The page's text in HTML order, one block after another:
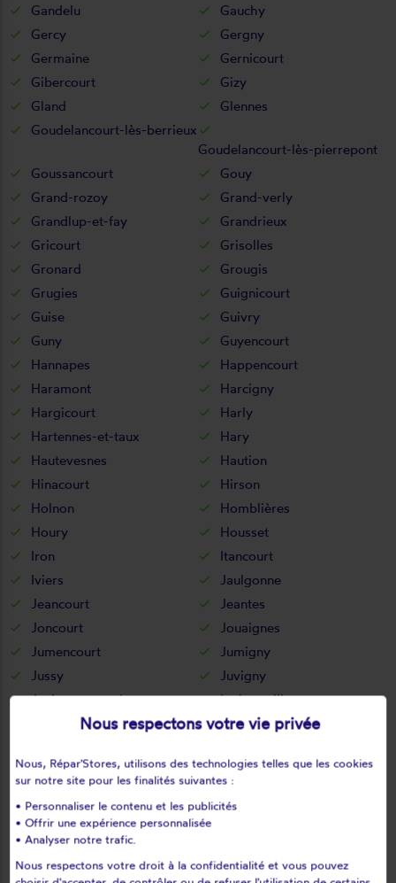
Gandelu
Gauchy
Gercy
Gergny
Germaine
Gernicourt
Gibercourt
Gizy
Gland
Glennes
Goudelancourt-lès-berrieux
Goudelancourt-lès-pierrepont
Goussancourt
Gouy
Grand-rozoy
Grand-verly
Grandlup-et-fay
Grandrieux
Gricourt
Grisolles
Gronard
Grougis
Grugies
Guignicourt
Guise
Guivry
Guny
Guyencourt
Hannapes
Happencourt
Haramont
Harcigny
Hargicourt
Harly
Hartennes-et-taux
Hary
Hautevesnes
Haution
Hinacourt
Hirson
Holnon
Homblières
Houry
Housset
Iron
Itancourt
Iviers
Jaulgonne
Jeancourt
Jeantes
Joncourt
Jouaignes
Jumencourt
Jumigny
Jussy
Juvigny
Juvincourt-et-damary
La bouteille
La capelle
La celle-sous-montmirail
La croix-sur-ourcq
La fère
La hérie
La neuville-bosmont
La neuville-housset
La neuville-lès-dorengt
Nous respectons votre vie privée
Nous, Répar'Stores, utilisons des technologies telles que les cookies
sur notre site pour les finalités suivantes :
• Personnaliser le contenu et les publicités
• Offrir une expérience personnalisée
• Analyser notre trafic.
Nous respectons votre droit à la confidentialité et vous pouvez